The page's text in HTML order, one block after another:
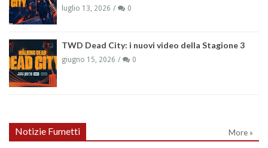
luglio 13, 2026 0
TWD Dead City: i nuovi video della Stagione 3
giugno 15, 2026 0
Notizie Fumetti More »